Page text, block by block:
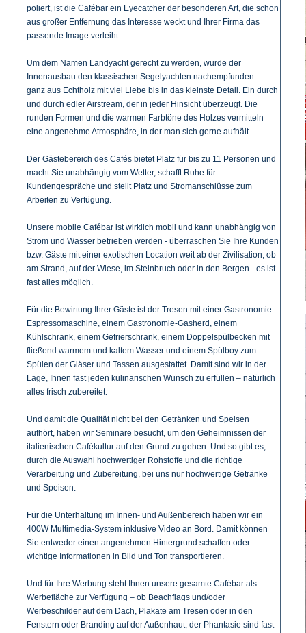
poliert, ist die Cafébar ein Eyecatcher der besonderen Art, die schon
aus großer Entfernung das Interesse weckt und Ihrer Firma das
passende Image verleiht.
Um dem Namen Landyacht gerecht zu werden, wurde der
Innenausbau den klassischen Segelyachten nachempfunden –
ganz aus Echtholz mit viel Liebe bis in das kleinste Detail. Ein durch
und durch edler Airstream, der in jeder Hinsicht überzeugt. Die
runden Formen und die warmen Farbtöne des Holzes vermitteln
eine angenehme Atmosphäre, in der man sich gerne aufhält.
Der Gästebereich des Cafés bietet Platz für bis zu 11 Personen und
macht Sie unabhängig vom Wetter, schafft Ruhe für
Kundengespräche und stellt Platz und Stromanschlüsse zum
Arbeiten zu Verfügung.
Unsere mobile Cafébar ist wirklich mobil und kann unabhängig von
Strom und Wasser betrieben werden - überraschen Sie Ihre Kunden
bzw. Gäste mit einer exotischen Location weit ab der Zivilisation, ob
am Strand, auf der Wiese, im Steinbruch oder in den Bergen - es ist
fast alles möglich.
Für die Bewirtung Ihrer Gäste ist der Tresen mit einer Gastronomie-
Espressomaschine, einem Gastronomie-Gasherd, einem
Kühlschrank, einem Gefrierschrank, einem Doppelspülbecken mit
fließend warmem und kaltem Wasser und einem Spülboy zum
Spülen der Gläser und Tassen ausgestattet. Damit sind wir in der
Lage, Ihnen fast jeden kulinarischen Wunsch zu erfüllen – natürlich
alles frisch zubereitet.
Und damit die Qualität nicht bei den Getränken und Speisen
aufhört, haben wir Seminare besucht, um den Geheimnissen der
italienischen Cafékultur auf den Grund zu gehen. Und so gibt es,
durch die Auswahl hochwertiger Rohstoffe und die richtige
Verarbeitung und Zubereitung, bei uns nur hochwertige Getränke
und Speisen.
Für die Unterhaltung im Innen- und Außenbereich haben wir ein
400W Multimedia-System inklusive Video an Bord. Damit können
Sie entweder einen angenehmen Hintergrund schaffen oder
wichtige Informationen in Bild und Ton transportieren.
Und für Ihre Werbung steht Ihnen unsere gesamte Cafébar als
Werbefläche zur Verfügung – ob Beachflags und/oder
Werbeschilder auf dem Dach, Plakate am Tresen oder in den
Fenstern oder Branding auf der Außenhaut; der Phantasie sind fast